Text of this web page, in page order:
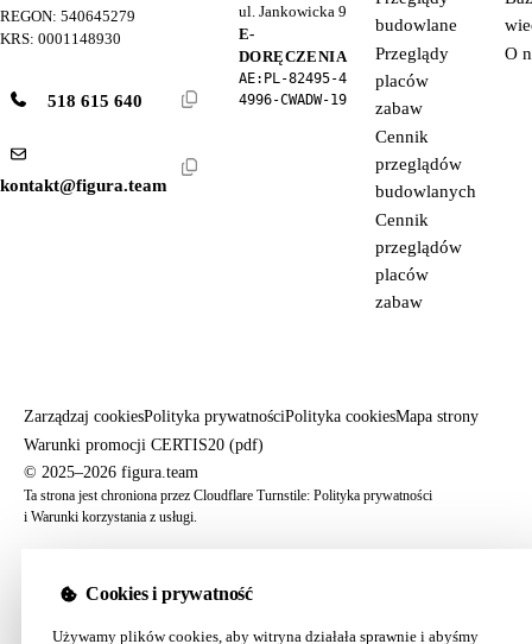
REGON: 540645279
KRS: 0001148930
518 615 640
kontakt@figura.team
ul. Jankowicka 9
E-
DORĘCZENIA
AE:PL-82495-4
4996-CWADW-19
budowlane
Przeglądy
placów
zabaw
Cennik
przeglądów
budowlanych
Cennik
przeglądów
placów
zabaw
O
Zarządzaj cookiesPolityka prywatnościPolityka cookiesMapa strony
Warunki promocji CERTIS20 (pdf)
© 2025–2026 figura.team
Ta strona jest chroniona przez Cloudflare Turnstile: Polityka prywatności
i Warunki korzystania z usługi.
Cookies i prywatność
Używamy plików cookies, aby witryna działała sprawnie i abyśmy